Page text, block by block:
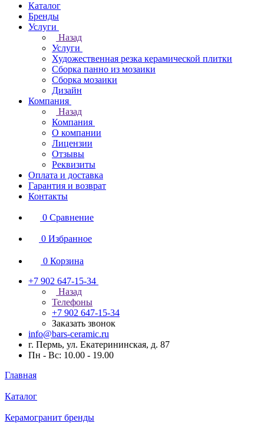
Каталог
Бренды
Услуги
Назад
Услуги
Художественная резка керамической плитки
Сборка панно из мозаики
Сборка мозаики
Дизайн
Компания
Назад
Компания
О компании
Лицензии
Отзывы
Реквизиты
Оплата и доставка
Гарантия и возврат
Контакты
0 Сравнение
0 Избранное
0 Корзина
+7 902 647-15-34
Назад
Телефоны
+7 902 647-15-34
Заказать звонок
info@bars-ceramic.ru
г. Пермь, ул. Екатерининская, д. 87
Пн - Вс: 10.00 - 19.00
Главная
Каталог
Керамогранит бренды